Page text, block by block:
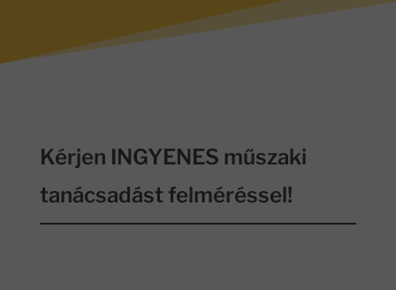
Kérjen INGYENES műszaki
tanácsadást felméréssel!